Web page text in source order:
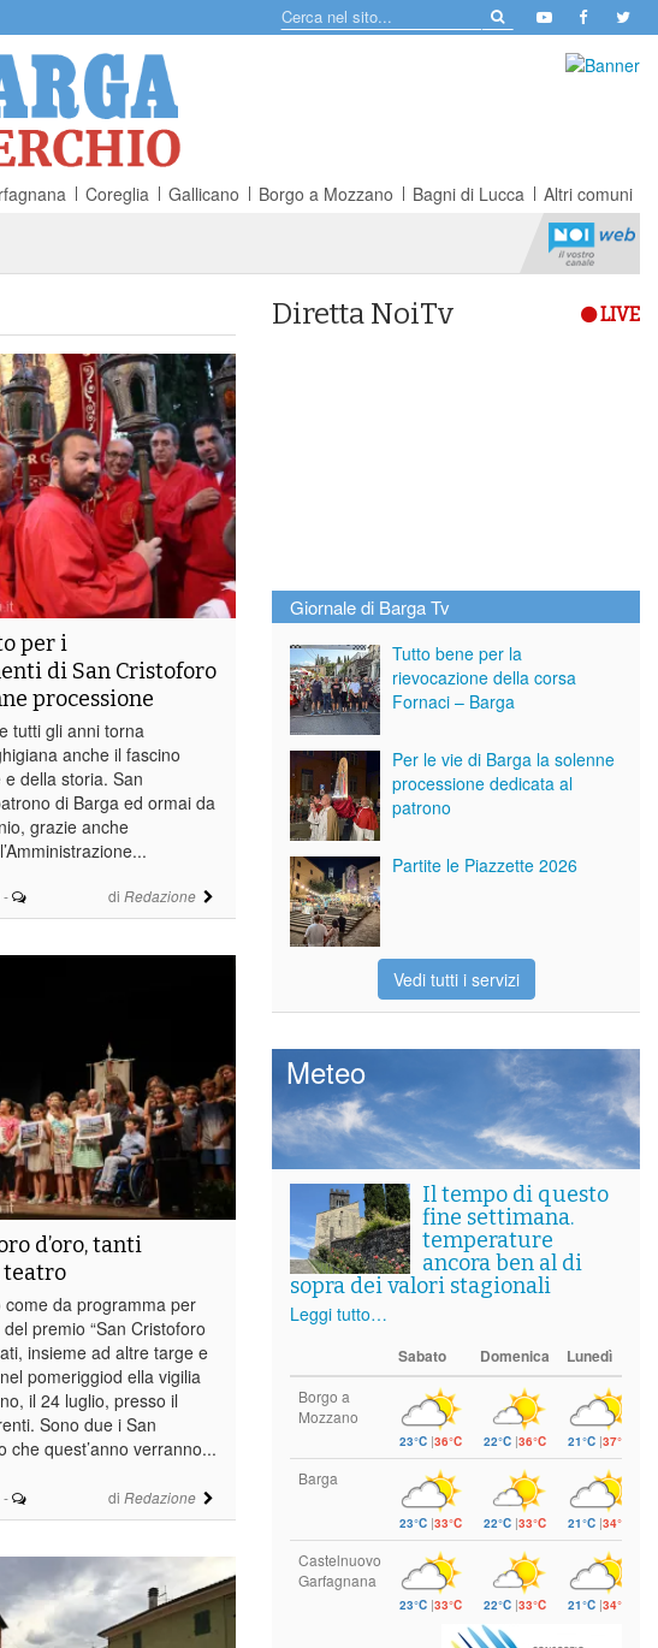
Coreglia Gallicano Borgo a Mozzano Bagni di Lucca Altri comuni
- di Redazione
per i
di San Cristoforo
processione
tutti gli anni torna
anche il fascino
della storia. San
di Barga ed ormai da
grazie anche
- di Redazione
d’oro, tanti
come da programma per
del premio “San Cristoforo
insieme ad altre targe e
pomeriggiod ella vigilia
il 24 luglio, presso il
Sono due i San
che quest’anno verranno...
Diretta NoiTv LIVE
Giornale di Barga Tv
Tutto bene per la
rievocazione della corsa
Fornaci – Barga
Per le vie di Barga la solenne
processione dedicata al
patrono
Partite le Piazzette 2026
Vedi tutti i servizi
Meteo
Il tempo di questo
fine settimana.
temperature
ancora ben al di
sopra dei valori stagionali
Leggi tutto…
Sabato Domenica Lunedì
Borgo a
Mozzano
23°C |36°C 22°C |36°C 21°C |37°C
Barga
23°C |33°C 22°C |33°C 21°C |34°C
Castelnuovo
Garfagnana
23°C |33°C 22°C |33°C 21°C |34°C